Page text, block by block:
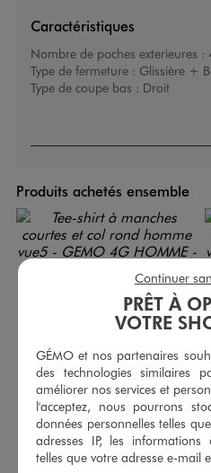
Caractéristiques
Nombre de poches exterieures :
Type de fermeture : Glissière +
Type de coupe bas : Droit
Produits achetés ensemble
Tee-shirt à manches courtes et col rond homme
PRÊT À
VOTRE
GÉMO et nos partenaires
des technologies similaires
améliorer nos services et
l'acceptez, nous pourrons
données personnelles telles
adresses IP, les
telles que votre adresse e-mail
Continuer